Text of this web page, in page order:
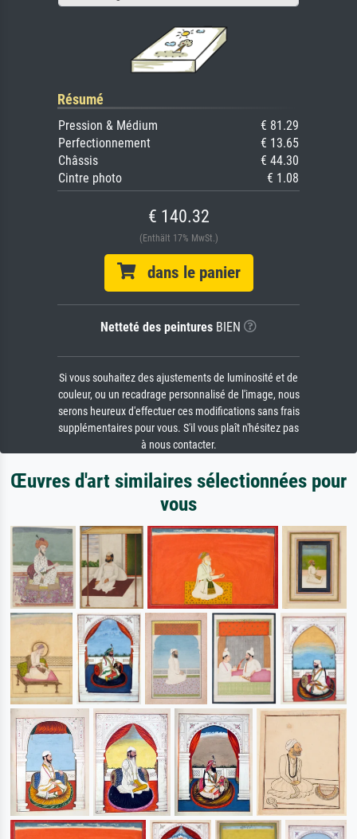
Résumé
Pression & Médium
€ 81.29
Perfectionnement
€ 13.65
Châssis
€ 44.30
Cintre photo
€ 1.08
€ 140.32
(Enthält 17% MwSt.)
dans le panier
Netteté des peintures BIEN
Si vous souhaitez des ajustements de luminosité et de
couleur, ou un recadrage personnalisé de l'image, nous
serons heureux d'effectuer ces modifications sans frais
supplémentaires pour vous. S'il vous plaît n'hésitez pas
à nous contacter.
Œuvres d'art similaires sélectionnées pour
vous